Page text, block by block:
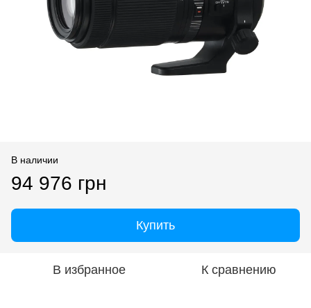
В наличии
94 976 грн
Купить
В избранное К сравнению